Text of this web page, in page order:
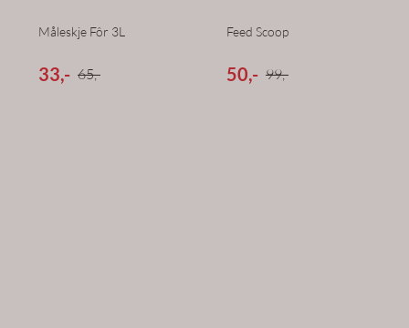
Måleskje Fôr 3L
33,- 65,-
Feed Scoop
50,- 99,-